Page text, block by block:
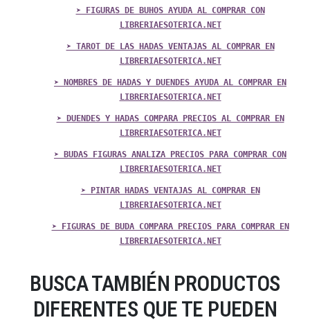
➤ FIGURAS DE BUHOS AYUDA AL COMPRAR CON
LIBRERIAESOTERICA.NET
➤ TAROT DE LAS HADAS VENTAJAS AL COMPRAR EN
LIBRERIAESOTERICA.NET
➤ NOMBRES DE HADAS Y DUENDES AYUDA AL COMPRAR EN
LIBRERIAESOTERICA.NET
➤ DUENDES Y HADAS COMPARA PRECIOS AL COMPRAR EN
LIBRERIAESOTERICA.NET
➤ BUDAS FIGURAS ANALIZA PRECIOS PARA COMPRAR CON
LIBRERIAESOTERICA.NET
➤ PINTAR HADAS VENTAJAS AL COMPRAR EN
LIBRERIAESOTERICA.NET
➤ FIGURAS DE BUDA COMPARA PRECIOS PARA COMPRAR EN
LIBRERIAESOTERICA.NET
BUSCA TAMBIÉN PRODUCTOS
DIFERENTES QUE TE PUEDEN